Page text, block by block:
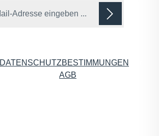
E-Mail-Adresse*
DATENSCHUTZBESTIMMUNGEN
AGB